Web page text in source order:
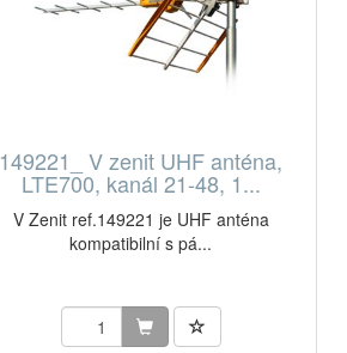
149221_ V zenit UHF anténa,
LTE700, kanál 21-48, 1...
V Zenit ref.149221 je UHF anténa
kompatibilní s pá...